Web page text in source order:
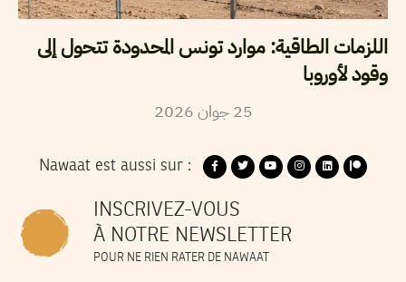
اللزمات الطاقية: موارد تونس المحدودة تتحول إلى
وقود لأوروبا
25 جوان2026
Nawaat est aussi sur :
INSCRIVEZ-VOUS
À NOTRE NEWSLETTER
POUR NE RIEN RATER DE NAWAAT